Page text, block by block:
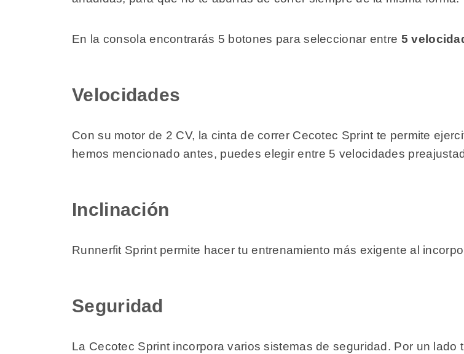
En la consola encontrarás 5 botones para seleccionar entre 5
Velocidades
Con su motor de 2 CV, la cinta de correr Cecotec Sprint te permite
hemos mencionado antes, puedes elegir entre 5 velocidades
Inclinación
Runnerfit Sprint permite hacer tu entrenamiento más exigente al
Seguridad
La Cecotec Sprint incorpora varios sistemas de seguridad. Por un